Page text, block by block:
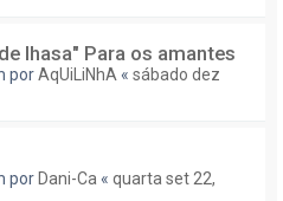
lhasa" Para os amantes
porAqUiLiNhA « sábado dez
por Dani-Ca « quarta set 22,